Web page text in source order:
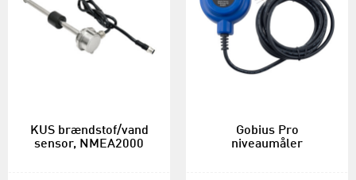
KUS brændstof/vand
sensor, NMEA2000
Gobius Pro
niveaumåler